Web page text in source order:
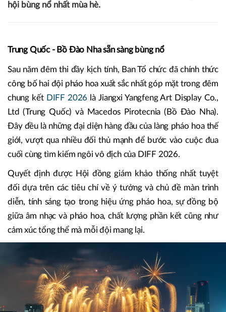
hội bùng nổ nhất mùa hè.
Trung Quốc - Bồ Đào Nha sẵn sàng bùng nổ
Sau năm đêm thi đầy kịch tính, Ban Tổ chức đã chính thức
công bố hai đội pháo hoa xuất sắc nhất góp mặt trong đêm
chung kết DIFF 2026 là Jiangxi Yangfeng Art Display Co.,
Ltd (Trung Quốc) và Macedos Pirotecnia (Bồ Đào Nha).
Đây đều là những đại diện hàng đầu của làng pháo hoa thế
giới, vượt qua nhiều đối thủ mạnh để bước vào cuộc đua
cuối cùng tìm kiếm ngôi vô địch của DIFF 2026.
Quyết định được Hội đồng giám khảo thống nhất tuyệt
đối dựa trên các tiêu chí về ý tưởng và chủ đề màn trình
diễn, tính sáng tạo trong hiệu ứng pháo hoa, sự đồng bộ
giữa âm nhạc và pháo hoa, chất lượng phần kết cũng như
cảm xúc tổng thể mà mỗi đội mang lại.